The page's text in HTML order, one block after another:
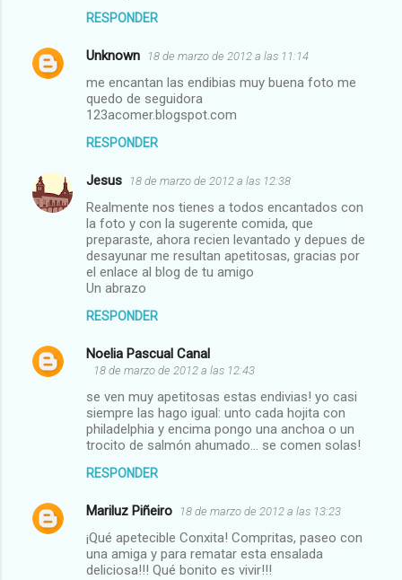
RESPONDER
Unknown 18 de marzo de 2012 a las 11:14
me encantan las endibias muy buena foto me
quedo de seguidora
123acomer.blogspot.com
RESPONDER
Jesus 18 de marzo de 2012 a las 12:38
Realmente nos tienes a todos encantados con
la foto y con la sugerente comida, que
preparaste, ahora recien levantado y depues de
desayunar me resultan apetitosas, gracias por
el enlace al blog de tu amigo
Un abrazo
RESPONDER
Noelia Pascual Canal
18 de marzo de 2012 a las 12:43
se ven muy apetitosas estas endivias! yo casi
siempre las hago igual: unto cada hojita con
philadelphia y encima pongo una anchoa o un
trocito de salmón ahumado... se comen solas!
RESPONDER
Mariluz Piñeiro 18 de marzo de 2012 a las 13:23
¡Qué apetecible Conxita! Compritas, paseo con
una amiga y para rematar esta ensalada
deliciosa!!! Qué bonito es vivir!!!